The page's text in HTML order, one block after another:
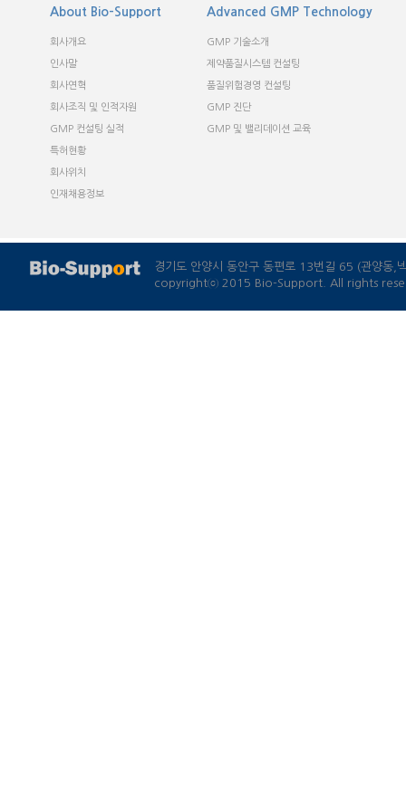
경기도 안양시 동안구 동편로 13번길 65 (관양동,
copyrightⓒ 2015 Bio-Support. All rights